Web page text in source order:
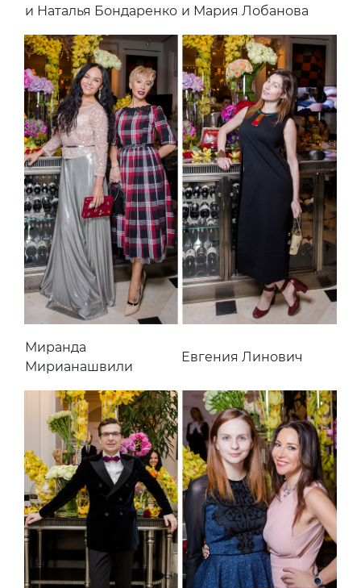
и Наталья Бондаренко и Мария Лобанова
Миранда
Мирианашвили
Евгения Линович